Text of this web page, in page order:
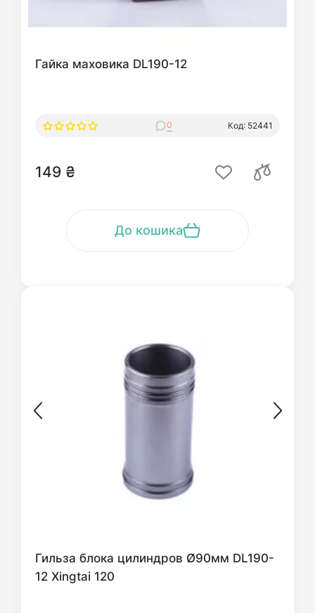
Гайка маховика DL190-12
0 Код: 52441
149 ₴
До кошика
Гильза блока цилиндров Ø90мм DL190-
12 Xingtai 120